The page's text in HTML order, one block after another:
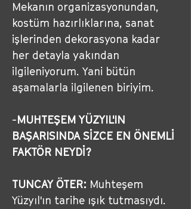
Mekanın organizasyonundan,
kostüm hazırlıklarına, sanat
işlerinden dekorasyona kadar
her detayla yakından
ilgileniyorum. Yani bütün
aşamalarla ilgilenen biriyim.
-MUHTEŞEM YÜZYIL'IN
BAŞARISINDA SİZCE EN ÖNEMLİ
FAKTÖR NEYDİ?
TUNCAY ÖTER: Muhteşem
Yüzyıl'ın tarihe ışık tutmasıydı.